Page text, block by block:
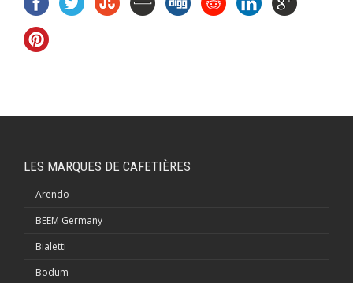
LES MARQUES DE CAFETIÈRES
Arendo
BEEM Germany
Bialetti
Bodum